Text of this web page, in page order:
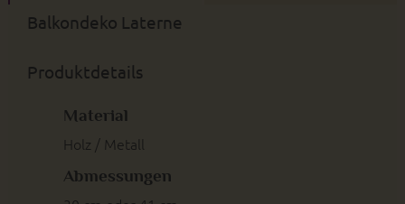
Balkondeko Laterne
Produktdetails
Material
Holz / Metall
Abmessungen